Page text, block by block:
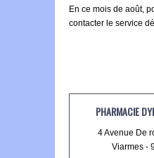
En ce mois de août,
contacter le service
PHARMACIE
4 Avenue De
Viarmes -